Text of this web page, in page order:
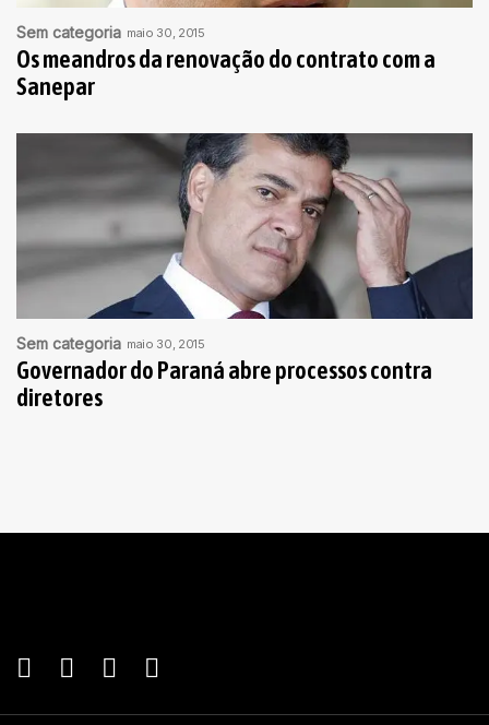
Sem categoria maio 30, 2015
Os meandros da renovação do contrato com a
Sanepar
Sem categoria maio 30, 2015
Governador do Paraná abre processos contra
diretores